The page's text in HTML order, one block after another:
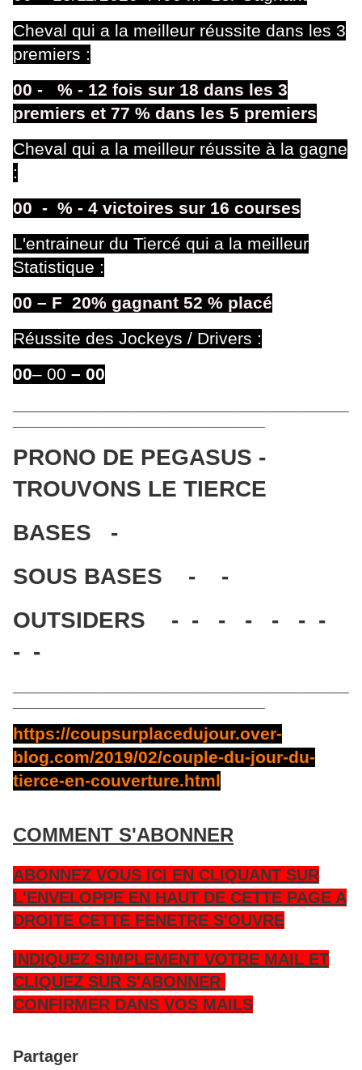
Cheval qui a la meilleur réussite dans les 3
premiers :
00 -
% - 12 fois sur 18 dans les 3
premiers et 77 % dans les 5 premiers
Cheval qui a la meilleur réussite à la gagne
:
00 - % - 4 victoires sur 16 courses
L'entraineur du Tiercé qui a la meilleur
Statistique :
00 – F 20% gagnant 52 % placé
Réussite des Jockeys / Drivers :
00– 00 – 00
PRONO DE PEGASUS -
TROUVONS LE TIERCE
BASES -
SOUS BASES - -
OUTSIDERS - - - - - - -
- -
https://coupsurplacedujour.over-
blog.com/2019/02/couple-du-jour-du-
tierce-en-couverture.html
COMMENT S'ABONNER
ABONNEZ VOUS ICI EN CLIQUANT SUR
L'ENVELOPPE EN HAUT DE CETTE PAGE A
DROITE CETTE FENETRE S'OUVRE
INDIQUEZ SIMPLEMENT VOTRE MAIL ET
CLIQUEZ SUR S'ABONNER
CONFIRMER DANS VOS MAILS
Partager